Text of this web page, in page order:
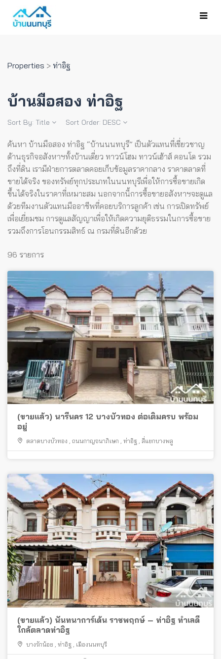
Properties > ท่าอิฐ
บ้านมือสอง ท่าอิฐ
Sort By: Title Sort Order: DESC
ค้นหา บ้านมือสอง ท่าอิฐ “บ้านนนทบุรี” เป็นตัวแทนที่เชี่ยวชาญ
ด้านธุรกิจอสังหาฯทั้งบ้านเดี่ยว ทาวน์โฮม ทาวน์เฮ้าส์ คอนโด รวม
ถึงที่ดิน เรามีฝ่ายการตลาดคอยเก็บข้อมูลราคากลาง ราคาตลาดที่
ขายได้จริง ของทรัพย์ทุกประเภทในนนทบุรีเพื่อให้การซื้อขายเกิด
ขึ้นได้จริงในราคาที่เหมาะสม นอกจากนี้การซื้อขายอสังหาฯจะดูแล
ด้วยทีมงานตัวแทนมืออาชีพที่คอยบริการลูกค้า เช่น การเปิดทรัพย์
เพื่อเยี่ยมชม การดูแลสัญญาเพื่อให้เกิดความยุติธรรมในการซื้อขาย
รวมถึงการโอนกรรมสิทธ์ ณ กรมที่ดินอีกด้วย
96 รายการ
(ขายแล้ว) นารีนคร 12 บางบัวทอง ต่อเติมครบ พร้อม
อยู่
ตลาดบางบัวทอง , ถนนกาญจนาภิเษก , ท่าอิฐ , สี่แยกบางพลู
(ขายแล้ว) นันทนาการ์เด้น ราชพฤกษ์ – ท่าอิฐ ทำเลดี
ใกล้ตลาดท่าอิฐ
บางรักน้อย , ท่าอิฐ , เมืองนนทบุรี